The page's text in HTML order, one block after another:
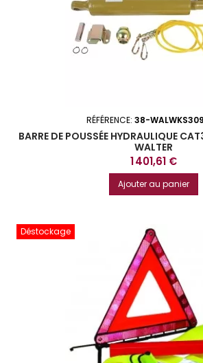
RÉFÉRENCE: 38-
BARRE DE POUSSÉE HYDRAULIQUE
WALTER
Prix
1 401,61 €
Ajouter au panier
Déstockage